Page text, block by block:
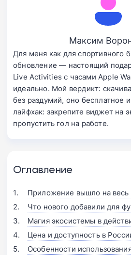
Максим
Для меня как для спортивного
обновление — настоящий
Live Activities с часами Apple
идеально. Мой вердикт:
без раздумий, оно бесплатное
лайфхак: закрепите виджет на
пропустить гол на работе.
Оглавление
Приложение вышло на
Что нового добавили для
Магия экосистемы в
Цена и доступность в
Особенности